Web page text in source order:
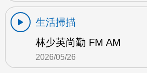
生活掃描
林少英尚勤 FM AM
2026/05/26